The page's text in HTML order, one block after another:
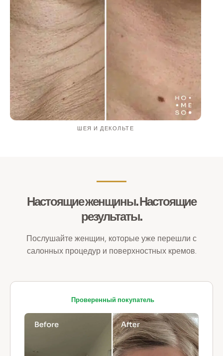
ШЕЯ И ДЕКОЛЬТЕ
Настоящие женщины. Настоящие
результаты.
Послушайте женщин, которые уже перешли с
салонных процедур и поверхностных кремов.
Проверенный покупатель